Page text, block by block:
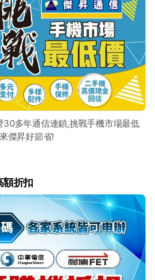
多年通信連鎖,挑戰手機市場最低
傑昇好節省!
額折扣